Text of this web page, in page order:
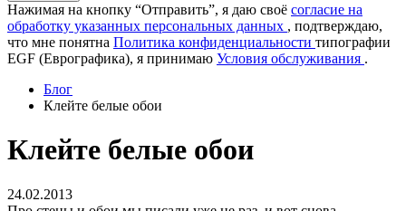
Нажимая на кнопку “Отправить”, я даю своё согласие на
обработку указанных персональных данных , подтверждаю,
что мне понятна Политика конфиденциальности типографии
EGF (Еврографика), я принимаю Условия обслуживания .
Блог
Клейте белые обои
Клейте белые обои
24.02.2013